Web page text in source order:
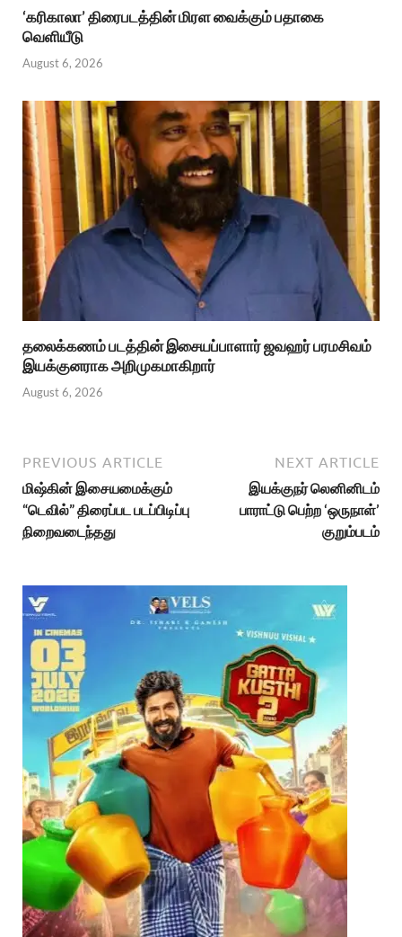
‘கரிகாலா’ திரைபடத்தின் மிரள வைக்கும் பதாகை
வெளியீடு
August 6, 2026
தலைக்கணம் படத்தின் இசையப்பாளார் ஜவஹர் பரமசிவம்
இயக்குனராக அறிமுகமாகிறார்
August 6, 2026
PREVIOUS ARTICLE
மிஷ்கின் இசையமைக்கும்
“டெவில்” திரைப்பட படப்பிடிப்பு
நிறைவடைந்தது
NEXT ARTICLE
இயக்குநர் லெனினிடம்
பாராட்டு பெற்ற ‘ஒருநாள்’
குறும்படம்